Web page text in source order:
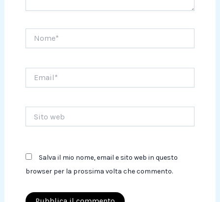
web
Salva il mio nome, email e sito web in questo
browser per la prossima volta che commento.